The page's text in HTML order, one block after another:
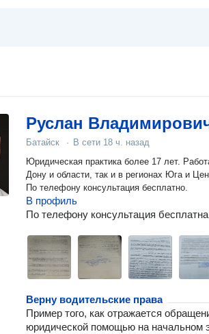
Руслан
Батайск · В сети 18 ч. назад
Юридическая практика более 17 лет.
Дону и области, так и в регионах Юга и
По телефону консультация бесплатно.
В профиль
По телефону консультация
Верну водительские права
Пример того, как отражается
юридической помощью на начальном